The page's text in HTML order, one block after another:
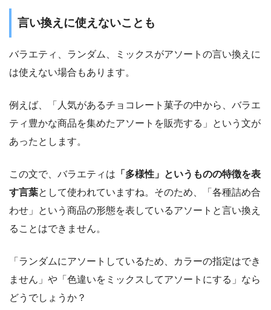
言い換えに使えないことも
バラエティ、ランダム、ミックスがアソートの言い換えに
は使えない場合もあります。
例えば、「人気があるチョコレート菓子の中から、バラエ
ティ豊かな商品を集めたアソートを販売する」という文が
あったとします。
この文で、バラエティは 「多様性」というものの特徴を表
す言葉として使われていますね。そのため、「各種詰め合
わせ」という商品の形態を表しているアソートと言い換え
ることはできません。
「ランダムにアソートしているため、カラーの指定はでき
ません」や「色違いをミックスしてアソートにする」なら
どうでしょうか？